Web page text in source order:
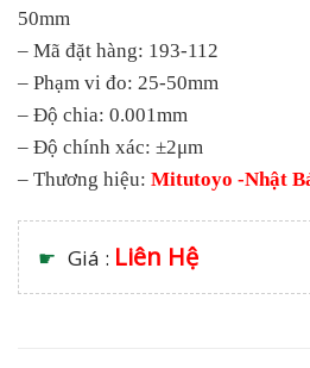
rating
50mm
– Mã đặt hàng: 193-112
– Phạm vi đo: 25-50mm
– Độ chia: 0.001mm
– Độ chính xác: ±2μm
– Thương hiệu: Mitutoyo -Nhật
☛ Giá : Liên Hệ